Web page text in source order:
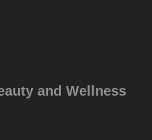
and Wellness